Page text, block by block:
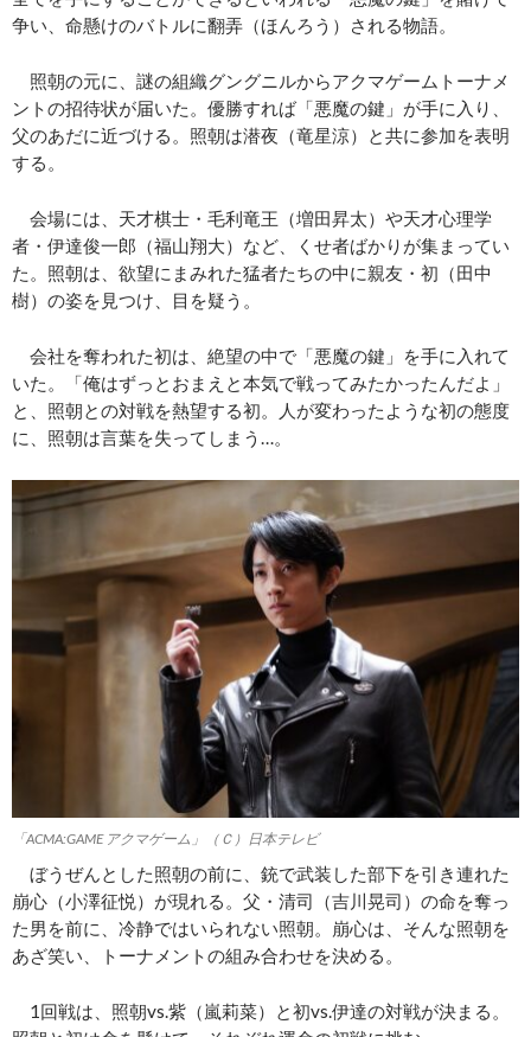
争い、命懸けのバトルに翻弄（ほんろう）される物語。
照朝の元に、謎の組織グングニルからアクマゲームトーナメ
ントの招待状が届いた。優勝すれば「悪魔の鍵」が手に入り、
父のあだに近づける。照朝は潜夜（竜星涼）と共に参加を表明
する。
会場には、天才棋士・毛利竜王（増田昇太）や天才心理学
者・伊達俊一郎（福山翔大）など、くせ者ばかりが集まってい
た。照朝は、欲望にまみれた猛者たちの中に親友・初（田中
樹）の姿を見つけ、目を疑う。
会社を奪われた初は、絶望の中で「悪魔の鍵」を手に入れて
いた。「俺はずっとおまえと本気で戦ってみたかったんだよ」
と、照朝との対戦を熱望する初。人が変わったような初の態度
に、照朝は言葉を失ってしまう…。
「ACMA:GAME アクマゲーム」（Ｃ）日本テレビ
ぼうぜんとした照朝の前に、銃で武装した部下を引き連れた
崩心（小澤征悦）が現れる。父・清司（吉川晃司）の命を奪っ
た男を前に、冷静ではいられない照朝。崩心は、そんな照朝を
あざ笑い、トーナメントの組み合わせを決める。
1回戦は、照朝vs.紫（嵐莉菜）と初vs.伊達の対戦が決まる。